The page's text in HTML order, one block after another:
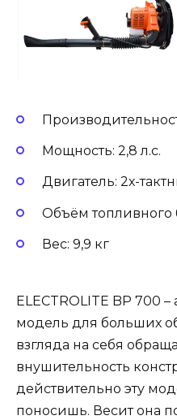
Мощность: 2,8 л.с.
Двигатель: 2х-
Объём топливного
Вес: 9,9 кг
ELECTROLITE BP 700 –
модель для больших
взгляда на себя
внушительность
действительно эту
поносишь. Весит она